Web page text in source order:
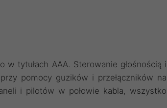
tytułach AAA. Sterowanie głośnością i
pomocy guzików i przełączników na
i pilotów w połowie kabla, wszystko